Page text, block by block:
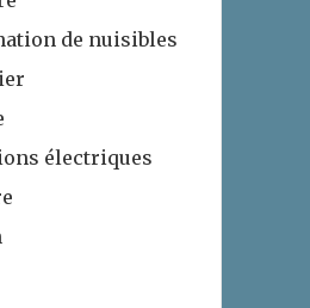
de nuisibles
électriques